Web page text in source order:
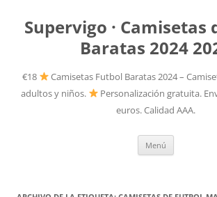
Supervigo · Camisetas
Baratas 2024
€18
Camisetas Futbol Baratas 2024 –
adultos y niños.
Personalización gratuita.
euros. Calidad AAA.
Menú